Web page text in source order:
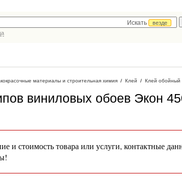
Искать
везде
материалы и строительная химия / Клей / Клей обойный
виниловых обоев Экон
и стоимость товара или услуги, контактные